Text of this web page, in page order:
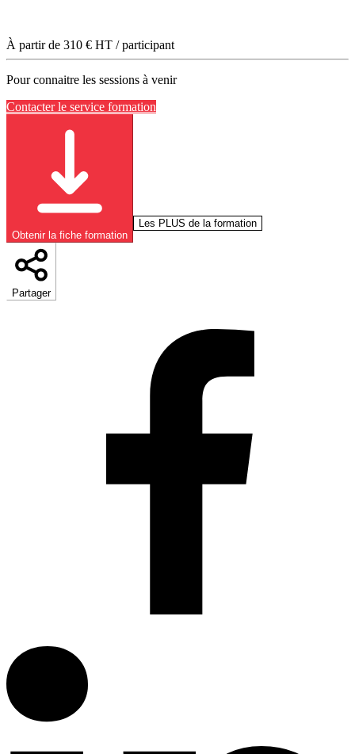
À partir de 310 € HT / participant
Pour connaitre les sessions à venir
Contacter le service formation
Obtenir la fiche formation
Les PLUS de la formation
Partager